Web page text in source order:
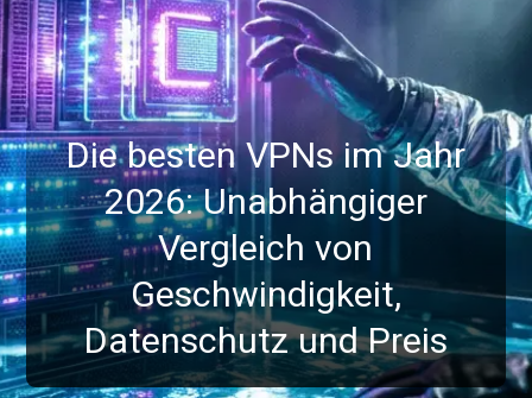
Die besten VPNs im Jahr
2026: Unabhängiger
Vergleich von
Geschwindigkeit,
Datenschutz und Preis